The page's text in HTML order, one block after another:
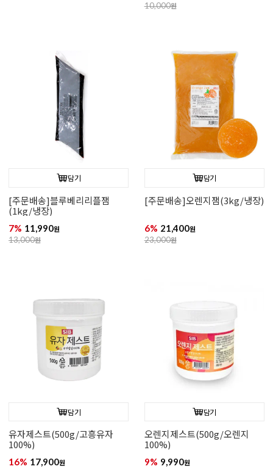
10,000원
담기
[주문배송]블루베리리플잼
(1kg/냉장)
7% 11,990원
13,000원
담기
[주문배송]오렌지잼(3kg/냉장)
6% 21,400원
23,000원
담기
유자제스트(500g/고흥유자
100%)
16% 17,900원
담기
오렌지제스트(500g/오렌지
100%)
9% 9,990원